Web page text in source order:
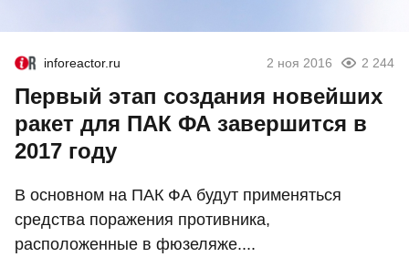
inforeactor.ru 2 ноя 2016 2 244
Первый этап создания новейших
ракет для ПАК ФА завершится в
2017 году
В основном на ПАК ФА будут применяться
средства поражения противника,
расположенные в фюзеляже....